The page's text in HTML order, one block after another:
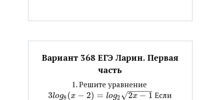
Вариант 368 ЕГЭ Ларин. Первая
часть
1. Решите уравнение ​
3log8 (x − 2) = log2 2x − 1
− −
−−−
√ ​ Если